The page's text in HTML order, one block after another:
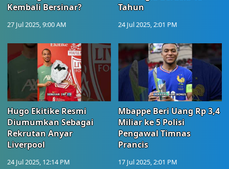
Kembali Bersinar?
27 Jul 2025, 9:00 AM
Tahun
24 Jul 2025, 2:01 PM
Hugo Ekitike Resmi
Diumumkan Sebagai
Rekrutan Anyar
Liverpool
24 Jul 2025, 12:14 PM
Mbappe Beri Uang Rp 3,4
Miliar ke 5 Polisi
Pengawal Timnas
Prancis
17 Jul 2025, 2:01 PM